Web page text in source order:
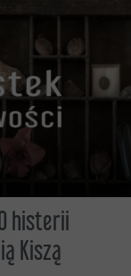
histerii
Kiszą